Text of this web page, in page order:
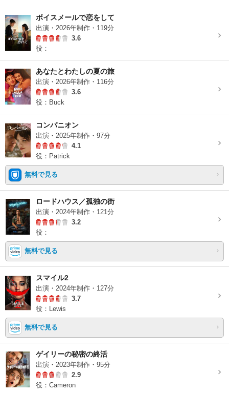
ボイスメールで恋をして
出演・2026年制作・119分
3.6
役：
あなたとわたしの夏の旅
出演・2026年制作・116分
3.6
役：Buck
コンパニオン
出演・2025年制作・97分
4.1
役：Patrick
無料で見る
ロードハウス／孤独の街
出演・2024年制作・121分
3.2
役：
無料で見る
スマイル2
出演・2024年制作・127分
3.7
役：Lewis
無料で見る
ゲイリーの秘密の終活
出演・2023年制作・95分
2.9
役：Cameron